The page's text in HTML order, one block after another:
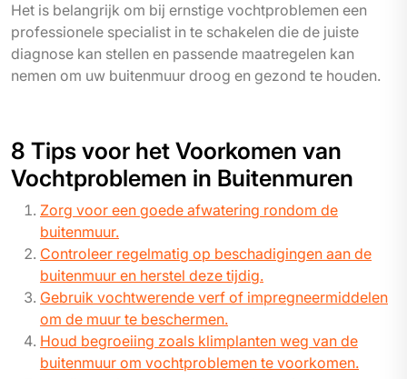
Het is belangrijk om bij ernstige vochtproblemen een
professionele specialist in te schakelen die de juiste
diagnose kan stellen en passende maatregelen kan
nemen om uw buitenmuur droog en gezond te houden.
8 Tips voor het Voorkomen van
Vochtproblemen in Buitenmuren
Zorg voor een goede afwatering rondom de
buitenmuur.
Controleer regelmatig op beschadigingen aan de
buitenmuur en herstel deze tijdig.
Gebruik vochtwerende verf of impregneermiddelen
om de muur te beschermen.
Houd begroeiing zoals klimplanten weg van de
buitenmuur om vochtproblemen te voorkomen.